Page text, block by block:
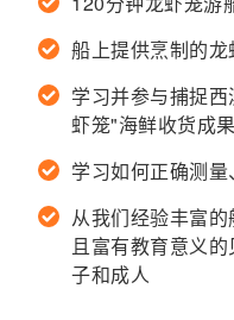
船上提供烹制的
学习并参与捕捉
虾笼"海鲜收货成果
学习如何正确测
从我们经验丰富
且富有教育意义
子和成人